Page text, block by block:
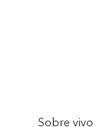
Sobre vivo